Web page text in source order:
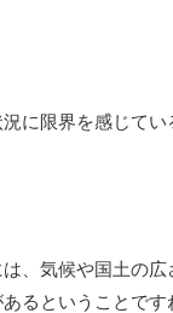
況に限界を感じて
は、気候や国土の
るということで